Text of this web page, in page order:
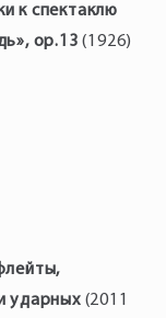
к спектаклю
ор.13 (1926)
ударных (2011